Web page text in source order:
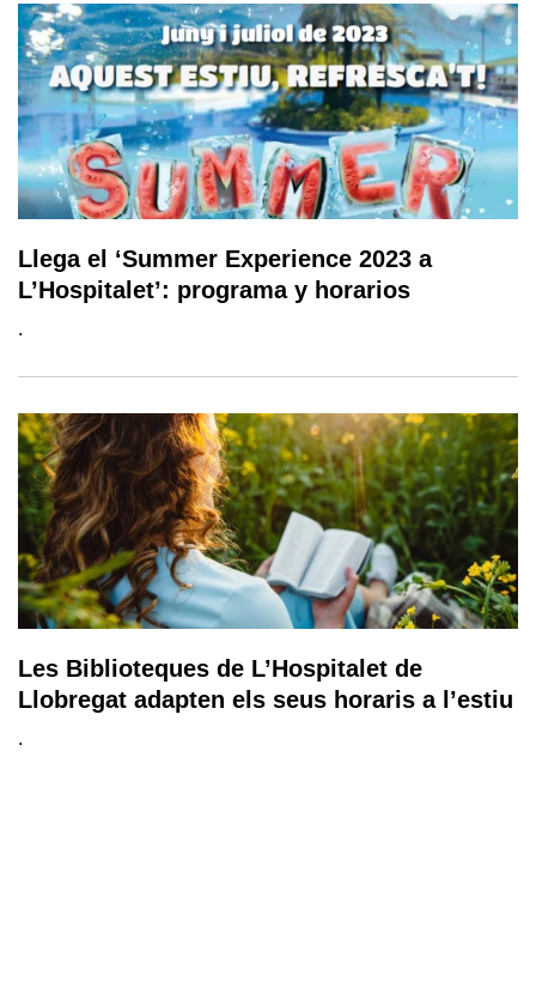
Llega el ‘Summer Experience 2023 a
L’Hospitalet’: programa y horarios
.
Les Biblioteques de L’Hospitalet de
Llobregat adapten els seus horaris a l’estiu
.